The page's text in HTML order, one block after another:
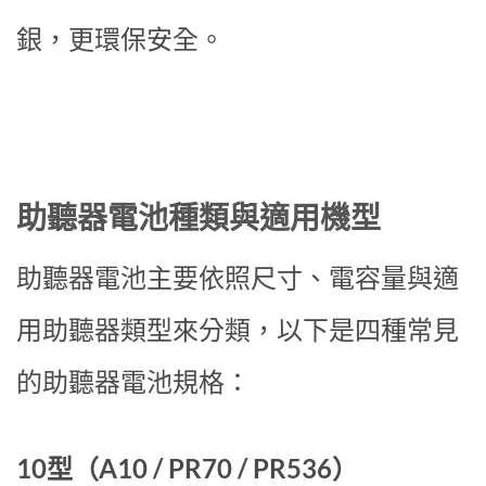
銀，更環保安全。
助聽器電池種類與適用機型
助聽器電池主要依照尺寸、電容量與適
用助聽器類型來分類，以下是四種常見
的助聽器電池規格：
10型（A10 / PR70 / PR536）